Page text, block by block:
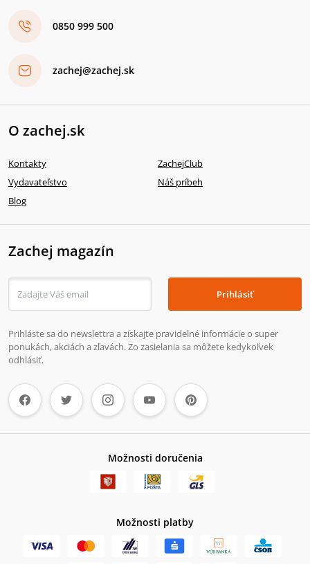
0850 999 500
zachej@zachej.sk
O zachej.sk
Kontakty
ZachejClub
Vydavateľstvo
Náš príbeh
Blog
Zachej magazín
Prihlásiť
Prihláste sa do newslettra a získajte pravidelné informácie o super
ponukách, akciách a zľavách. Zo zasielania sa môžete kedykoľvek
odhlásiť.
Možnosti doručenia
Možnosti platby